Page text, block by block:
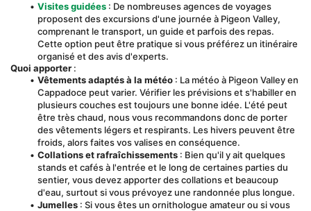
Visites guidées : De nombreuses agences de voyages
proposent des excursions d'une journée à Pigeon Valley,
comprenant le transport, un guide et parfois des repas.
Cette option peut être pratique si vous préférez un itinéraire
organisé et des avis d'experts.
Quoi apporter :
Vêtements adaptés à la météo : La météo à Pigeon Valley en
Cappadoce peut varier. Vérifier les prévisions et s'habiller en
plusieurs couches est toujours une bonne idée. L'été peut
être très chaud, nous vous recommandons donc de porter
des vêtements légers et respirants. Les hivers peuvent être
froids, alors faites vos valises en conséquence.
Collations et rafraîchissements : Bien qu'il y ait quelques
stands et cafés à l'entrée et le long de certaines parties du
sentier, vous devez apporter des collations et beaucoup
d'eau, surtout si vous prévoyez une randonnée plus longue.
Jumelles : Si vous êtes un ornithologue amateur ou si vous